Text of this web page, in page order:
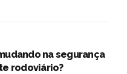
na segurança
rodoviário?